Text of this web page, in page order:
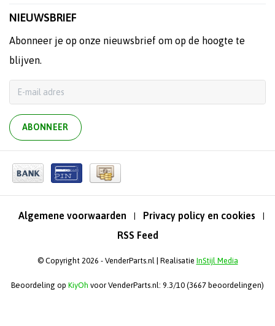
NIEUWSBRIEF
Abonneer je op onze nieuwsbrief om op de hoogte te
blijven.
ABONNEER
Algemene voorwaarden | Privacy policy en cookies |
RSS Feed
© Copyright 2026 - VenderParts.nl | Realisatie InStijl Media
Beoordeling op KiyOh voor VenderParts.nl: 9.3/10 (3667 beoordelingen)